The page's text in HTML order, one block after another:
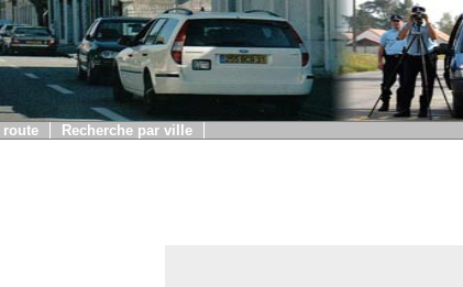
route Recherche par ville